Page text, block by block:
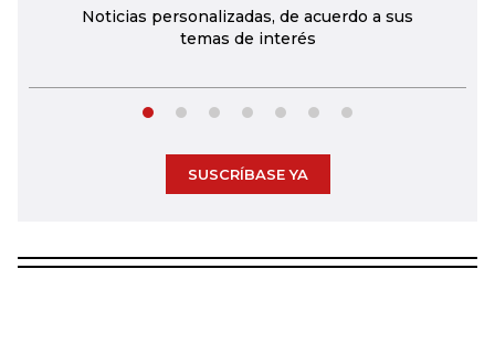
Noticias personalizadas, de acuerdo a sus
temas de interés
SUSCRÍBASE YA